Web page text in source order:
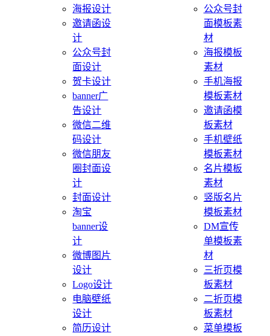
海报设计
邀请函设
计
公众号封
面设计
贺卡设计
banner广
告设计
微信二维
码设计
微信朋友
圈封面设
计
封面设计
淘宝
banner设
计
微博图片
设计
Logo设计
电脑壁纸
设计
简历设计
公众号封
面模板素
材
海报模板
素材
手机海报
模板素材
邀请函模
板素材
手机壁纸
模板素材
名片模板
素材
竖版名片
模板素材
DM宣传
单模板素
材
三折页模
板素材
二折页模
板素材
菜单模板